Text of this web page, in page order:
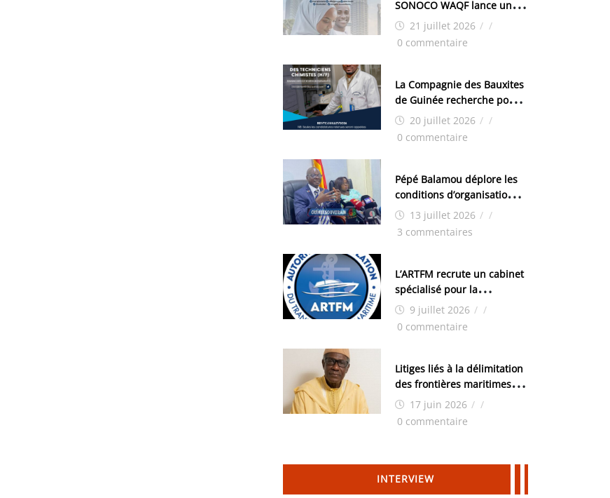
SONOCO WAQF lance un
programme de bourses
pour la Malaisie
21 juillet 2026 / /
0 commentaire
La Compagnie des Bauxites
de Guinée recherche pour
son site de Kamsar des
techniciens chimistes (H/F)
20 juillet 2026 / /
0 commentaire
Pépé Balamou déplore les
conditions d’organisation
des examens nationaux : «
Si ce sont les élections, on
13 juillet 2026 / /
3 commentaires
L’ARTFM recrute un cabinet
spécialisé pour la
réalisation des études
techniques
9 juillet 2026 / /
0 commentaire
Litiges liés à la délimitation
des frontières maritimes
guinéennes: Idrissa Chérif
écrit au ministre des
17 juin 2026 / /
0 commentaire
INTERVIEW